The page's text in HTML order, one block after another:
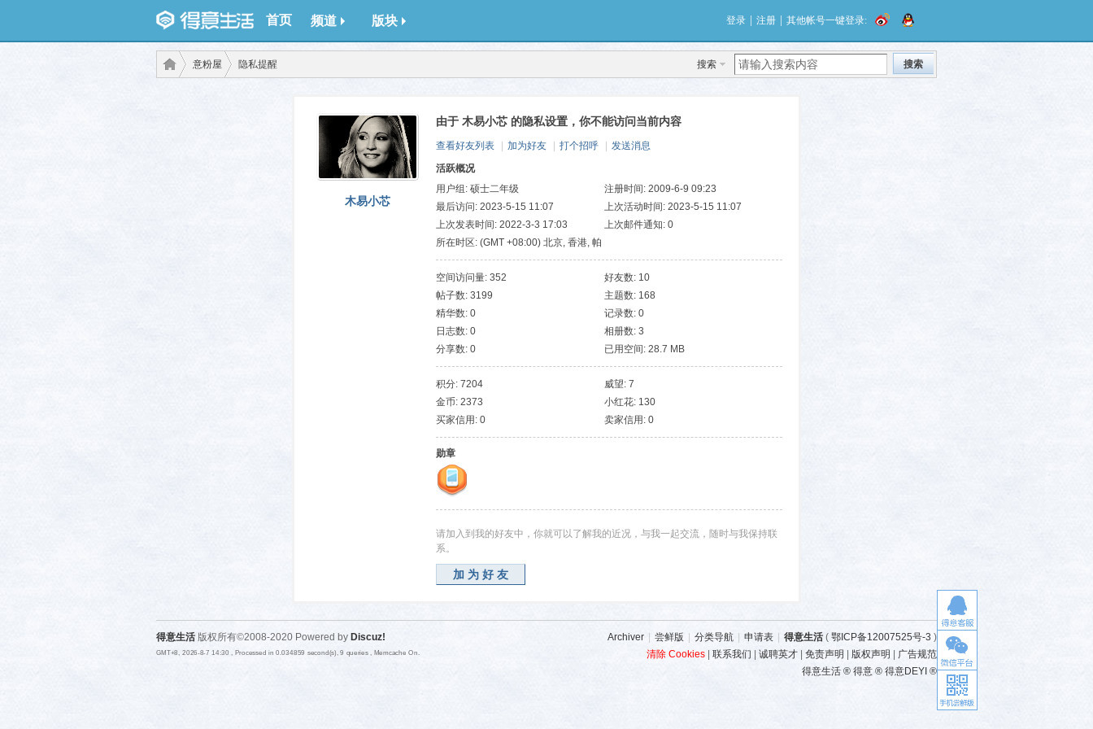
首页 频道 版块 登录 注册 其他帐号一键登录:
搜索 搜索
武汉
意粉屋 隐私提醒
木易小芯
由于 木易小芯 的隐私设置，你不能访问当前内容
查看好友列表 加为好友 打个招呼
发送消息
活跃概况
用户组: 硕士二年级
注册时间: 2009-6-9 09:23
最后访问: 2023-5-15 11:07
上次活动时间: 2023-5-15 11:07
上次发表时间: 2022-3-3 17:03
上次邮件通知: 0
所在时区: (GMT +08:00) 北京, 香港, 帕
斯, 新加坡, 台北
空间访问量: 352
好友数: 10
帖子数: 3199
主题数: 168
精华数: 0
记录数: 0
日志数: 0
相册数: 3
分享数: 0
已用空间: 28.7 MB
积分: 7204
威望: 7
金币: 2373
小红花: 130
买家信用: 0
卖家信用: 0
勋章
请加入到我的好友中，你就可以了解我的近况，与我一起交流，随时与我保持联
系。
加为好友
Archiver 尝鲜版 分类导航 申请表 得意生活 ( 鄂ICP备12007525号-3 )
清除 Cookies
联系我们 诚聘英才 免责声明 版权声明
广告规范
得意生活 ® 得意 ® 得意DEYI ®
得意生活 版权所有©2008-2020 Powered by Discuz!
GMT+8, 2026-8-7 14:30 , Processed in 0.034859 second(s), 9 queries , Memcache On.